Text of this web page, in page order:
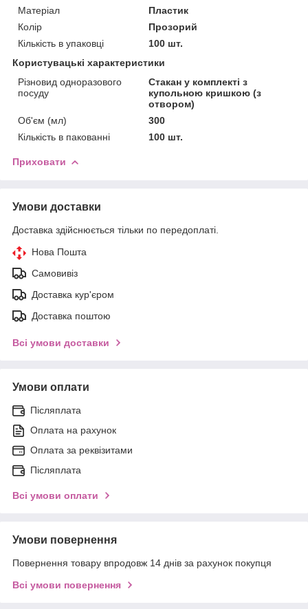
Матеріал
Пластик
Колір
Прозорий
Кількість в упаковці
100 шт.
Користувацькі характеристики
Різновид одноразового
посуду
Стакан у комплекті з
купольною кришкою (з
отвором)
Об'єм (мл)
300
Кількість в пакованні
100 шт.
Приховати
Умови доставки
Доставка здійснюється тільки по передоплаті.
Нова Пошта
Самовивіз
Доставка кур'єром
Доставка поштою
Всі умови доставки
Умови оплати
Післяплата
Оплата на рахунок
Оплата за реквізитами
Післяплата
Всі умови оплати
Умови повернення
Повернення товару впродовж 14 днів за рахунок покупця
Всі умови повернення